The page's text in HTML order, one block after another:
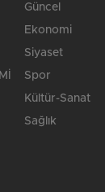
Güncel
Ekonomi
Siyaset
Spor
Kültür-Sanat
Sağlık